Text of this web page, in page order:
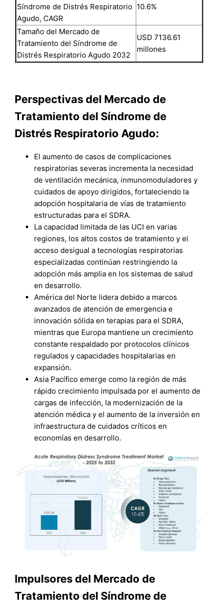
Síndrome de Distrés Respiratorio
Agudo, CAGR
10.6%
Tamaño del Mercado de
Tratamiento del Síndrome de
Distrés Respiratorio Agudo 2032
USD 7136.61
millones
Perspectivas del Mercado de
Tratamiento del Síndrome de
Distrés Respiratorio Agudo:
El aumento de casos de complicaciones
respiratorias severas incrementa la necesidad
de ventilación mecánica, inmunomoduladores y
cuidados de apoyo dirigidos, fortaleciendo la
adopción hospitalaria de vías de tratamiento
estructuradas para el SDRA.
La capacidad limitada de las UCI en varias
regiones, los altos costos de tratamiento y el
acceso desigual a tecnologías respiratorias
especializadas continúan restringiendo la
adopción más amplia en los sistemas de salud
en desarrollo.
América del Norte lidera debido a marcos
avanzados de atención de emergencia e
innovación sólida en terapias para el SDRA,
mientras que Europa mantiene un crecimiento
constante respaldado por protocolos clínicos
regulados y capacidades hospitalarias en
expansión.
Asia Pacífico emerge como la región de más
rápido crecimiento impulsada por el aumento de
cargas de infección, la modernización de la
atención médica y el aumento de la inversión en
infraestructura de cuidados críticos en
economías en desarrollo.
Impulsores del Mercado de
Tratamiento del Síndrome de